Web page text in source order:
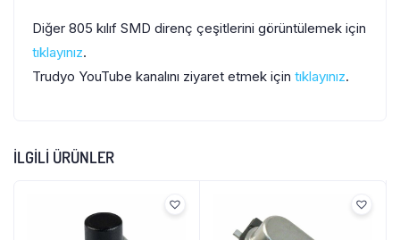
Diğer 805 kılıf SMD direnç çeşitlerini görüntülemek için
tıklayınız.
Trudyo YouTube kanalını ziyaret etmek için tıklayınız.
İLGILI ÜRÜNLER